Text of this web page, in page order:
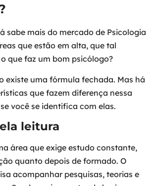
sabe mais do mercado de Psicologia
que estão em alta, que tal
que faz um bom psicólogo?
existe uma fórmula fechada. Mas há
que fazem diferença nessa
você se identifica com elas.
leitura
área que exige estudo constante,
quanto depois de formado. O
acompanhar pesquisas, teorias e